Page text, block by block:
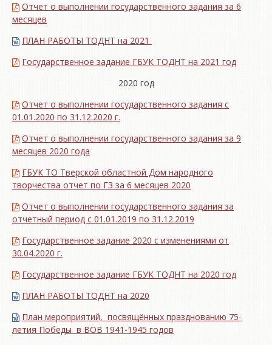
Отчет о выполнении государственного задания за 6
месяцев
ПЛАН РАБОТЫ ТОДНТ на 2021
Государственное задание ГБУК ТОДНТ на 2021 год
2020 год
Отчет о выполнении государственного задания с
01.01.2020 по 31.12.2020 г.
Отчет о выполнении государственного задания за 9
месяцев 2020 года
ГБУК ТО Тверской областной Дом народного
творчества отчет по ГЗ за 6 месяцев 2020
Отчет о выполнении государственного задания за
отчетный период с 01.01.2019 по 31.12.2019
Государственное задание 2020 с изменениями от
30.04.2020 г.
Государственное задание ГБУК ТОДНТ на 2020 год
ПЛАН РАБОТЫ ТОДНТ на 2020
План мероприятий, посвящённых празднованию 75-
летия Победы в ВОВ 1941-1945 годов